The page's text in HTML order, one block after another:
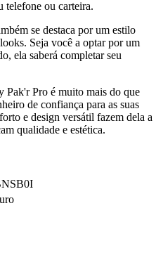
telefone ou carteira.
se destaca por um estilo
Seja você a optar por um
ela saberá completar seu
Pak'r Pro é muito mais do que
de confiança para as suas
e design versátil fazem dela a
qualidade e estética.